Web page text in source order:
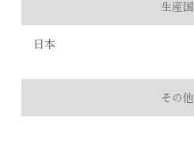
生産国
日本
その他